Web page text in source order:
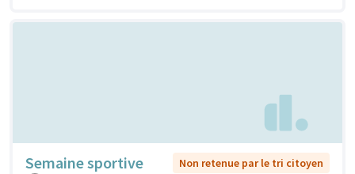
Semaine sportive
Non retenue par le tri citoyen